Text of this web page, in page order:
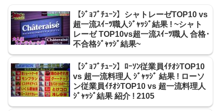
【ｼﾞｮﾌﾞﾁｭｰﾝ】シャトレーゼTOP10 vs
超一流ｽｲｰﾂ職人ｼﾞｬｯｼﾞ結果 ! ~シャト
レーゼ TOP10vs超一流ｽｲｰﾂ職人 合格･
不合格ｼﾞｬｯｼﾞ結果~
【ｼﾞｮﾌﾞﾁｭｰﾝ】ﾛｰｿﾝ従業員ｲﾁｵｼTOP10
vs 超一流料理人 ｼﾞｬｯｼﾞ 結果 ! ローソ
ン従業員ｲﾁｵｼTOP10 vs 超一流料理人
ｼﾞｬｯｼﾞ結果 紹介 ! 2105